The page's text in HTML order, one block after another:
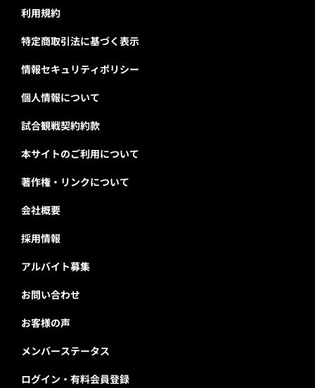
特定商取引法に基づく表示
情報セキュリティポリシー
個人情報について
試合観戦契約約款
本サイトのご利用について
著作権・リンクについて
会社概要
採用情報
アルバイト募集
お問い合わせ
お客様の声
メンバーステータス
ログイン・有料会員登録
ユーザープロフィール